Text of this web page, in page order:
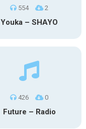
554 2
Youka – SHAYO
426 0
Future – Radio